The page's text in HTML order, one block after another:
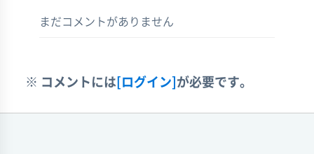
まだコメントがありません
※ コメントには [ログイン] が必要です。